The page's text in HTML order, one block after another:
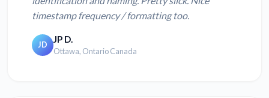
timestamp frequency / formatting too.
JD JP D.
Ottawa, Ontario Canada